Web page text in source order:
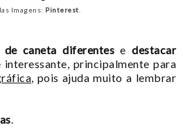
Imagens: Pinterest
de caneta diferentes e destacar
interessante, principalmente para
, pois ajuda muito a lembrar